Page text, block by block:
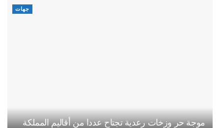
جهات
موجة حر وزخات رعدية تجتاح عددا من أقاليم المملكة